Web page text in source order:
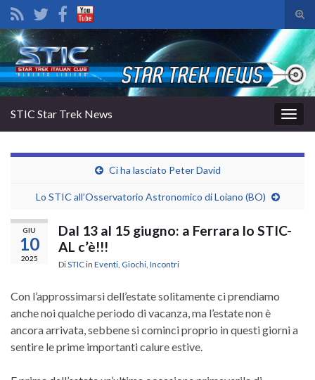
il
di
Search for:
la
STIC Star Trek News
Ci ha lasciato Peter David
Lo STIC all’Osservatorio Astronomico di Loiano (BO)
GIU
10
2025
Dal 13 al 15 giugno: a Ferrara lo STIC-
AL c’è!!!
DiSTICin Eventi Giochi Incontri
Con l’approssimarsi dell’estate solitamente ci prendiamo
anche noi qualche periodo di vacanza, ma l’estate non è
ancora arrivata, sebbene si cominci proprio in questi giorni a
sentire le prime importanti calure estive.